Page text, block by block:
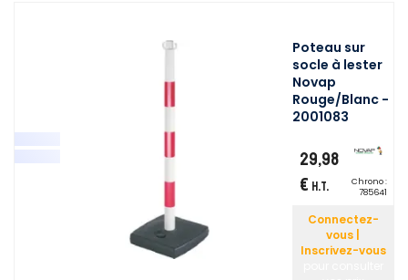
Poteau sur
socle à lester
Novap
Rouge/Blanc -
2001083
29,98
€ H.T.
Chrono :
785641
Connectez-
vous |
Inscrivez-vous